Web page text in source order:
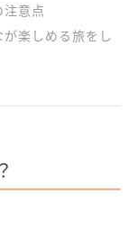
意点
楽しめる旅をし